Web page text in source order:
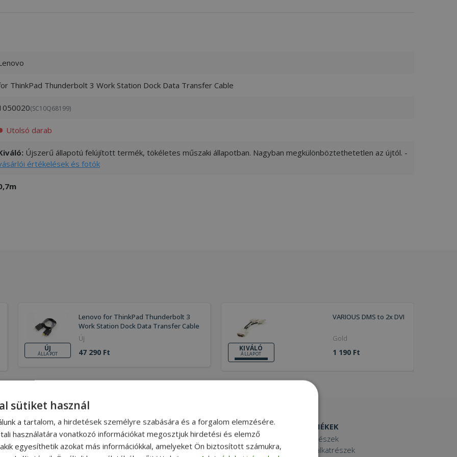
ThinkPad Thunderbolt 3 Work Station Dock Data Transfer Cable
(SC10Q68199)
Utolsó darab
Újszerű állapotú felújított termék, tökéletes műszaki állapotban. Nagyban megkülönböztethetetlen az újtól. -
értékelések és fotók
ÚJ
ÁLLAPOT
Lenovo for ThinkPad Thunderbolt 3
Work Station Dock Data Transfer Cable
Új
47 290 Ft KIVÁLÓ
ÁLLAPOT
VARIOUS DMS to 2x DVI
Gold
1 190 Ft
PC garanciával
számítógép
MONITOROK
Használt monitor
Használt Samsung monitor
EGYÉB TERMÉKEK
Laptop alkatrészek
Számítógép alkatrészek
sütiket használ
a tartalom, a hirdetések személyre szabására és a forgalom elemzésére.
használatára vonatkozó információkat megosztjuk hirdetési és elemző
egyesíthetik azokat más információkkal, amelyeket Ön biztosított számukra,